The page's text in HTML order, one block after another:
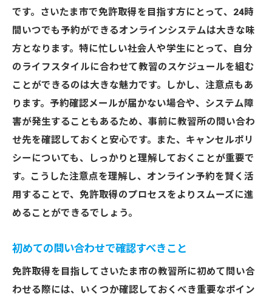
です。さいたま市で免許取得を目指す方にとって、24時
間いつでも予約ができるオンラインシステムは大きな味
方となります。特に忙しい社会人や学生にとって、自分
のライフスタイルに合わせて教習のスケジュールを組む
ことができるのは大きな魅力です。しかし、注意点もあ
ります。予約確認メールが届かない場合や、システム障
害が発生することもあるため、事前に教習所の問い合わ
せ先を確認しておくと安心です。また、キャンセルポリ
シーについても、しっかりと理解しておくことが重要で
す。こうした注意点を理解し、オンライン予約を賢く活
用することで、免許取得のプロセスをよりスムーズに進
めることができるでしょう。
初めての問い合わせで確認すべきこと
免許取得を目指してさいたま市の教習所に初めて問い合
わせる際には、いくつか確認しておくべき重要なポイン